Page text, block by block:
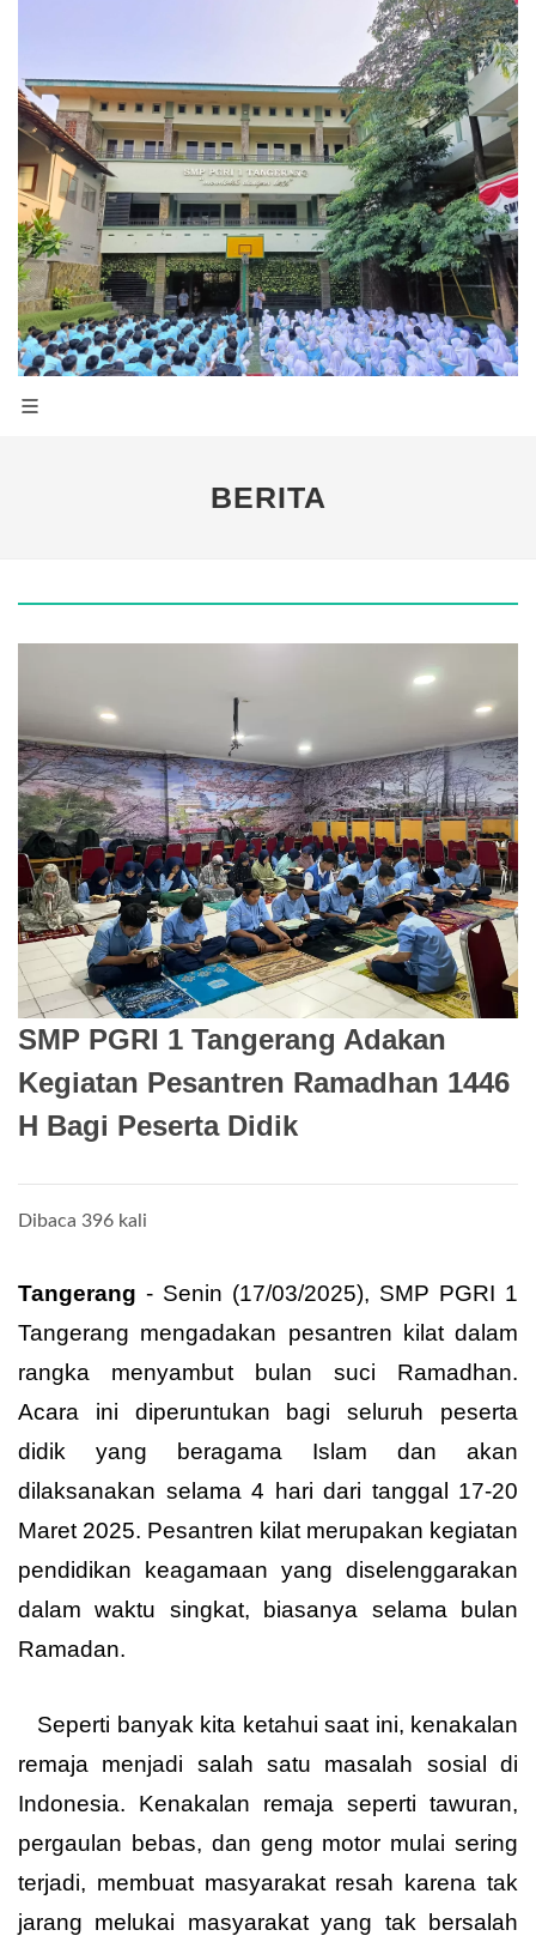
BERITA
SMP PGRI 1 Tangerang Adakan
Kegiatan Pesantren Ramadhan 1446
H Bagi Peserta Didik
Dibaca 396 kali
Tangerang - Senin (17/03/2025), SMP PGRI 1
Tangerang mengadakan pesantren kilat dalam
rangka menyambut bulan suci Ramadhan.
Acara ini diperuntukan bagi seluruh peserta
didik yang beragama Islam dan akan
dilaksanakan selama 4 hari dari tanggal 17-20
Maret 2025. Pesantren kilat merupakan kegiatan
pendidikan keagamaan yang diselenggarakan
dalam waktu singkat, biasanya selama bulan
Ramadan.
Seperti banyak kita ketahui saat ini, kenakalan
remaja menjadi salah satu masalah sosial di
Indonesia. Kenakalan remaja seperti tawuran,
pergaulan bebas, dan geng motor mulai sering
terjadi, membuat masyarakat resah karena tak
jarang melukai masyarakat yang tak bersalah